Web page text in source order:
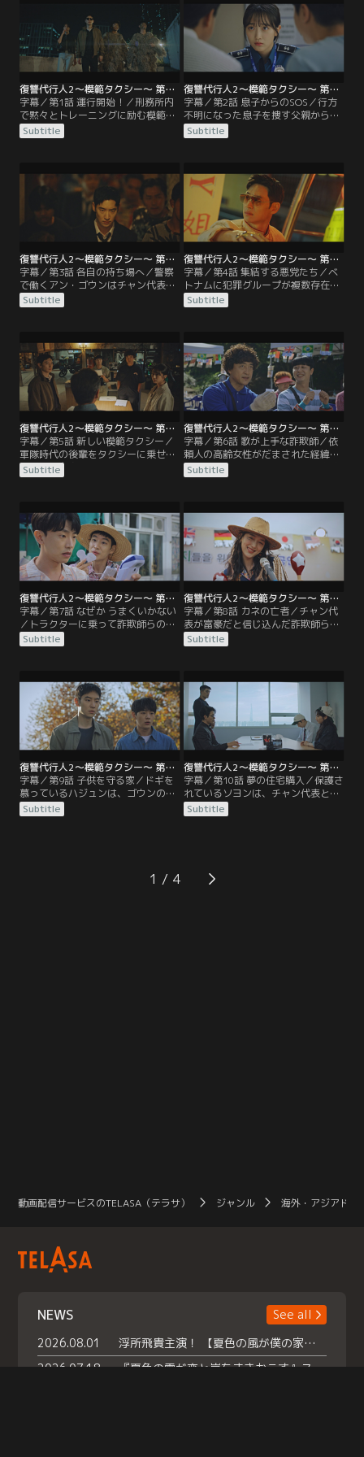
復讐代行人2～模範タクシー～ 第01話／字幕
字幕／第1話 運行開始！／刑務所内
で黙々とトレーニングに励む模範タ
クシーの運転手キム・ドギ。ある
日、わいせつ動画の配信で悪事の
向かう彼らを乗せた車にアクシデン
Subtitle
復讐代行人2～模範タクシー～ 第02話／字幕
字幕／第2話 息子からのSOS／行方
不明になった息子を捜す父親から一
部始終を聞いたドギは、模範タクシ
ーのチャン・ソンチョル代表と2人
ドギを手伝うが…。果たしてドギの
作戦とは？
Subtitle
復讐代行人2～模範タクシー～ 第03話／字幕
字幕／第3話 各自の持ち場へ／警察
で働くアン・ゴウンはチャン代表に
電話をかけ、チャン代表が隠し事を
していると見破る。模範タクシーの
め警察署にいた。ドギは潜入を続け
るが…。
Subtitle
復讐代行人2～模範タクシー～ 第04話／字幕
字幕／第4話 集結する悪党たち／ベ
トナムに犯罪グループが複数存在す
ると知ったドギは、1か所に集めて
一網打尽にするアイデアを思いつ
党が集まってくる中、驚くべき人物
の姿があった。
Subtitle
復讐代行人2～模範タクシー～ 第05話／字幕
字幕／第5話 新しい模範タクシー／
軍隊時代の後輩をタクシーに乗せた
ドギは、自身の持つトラウマを思い
出す。会社には模範タクシーの面々
た。そんな中、高齢の女性から新た
な依頼が。
Subtitle
復讐代行人2～模範タクシー～ 第06話／字幕
字幕／第6話 歌が上手な詐欺師／依
頼人の高齢女性がだまされた経緯を
知った模範タクシーの面々は、詐欺
師らを懲らしめるために動きだす。
選会に潜入したチェ主任とパク主任
は…。
Subtitle
復讐代行人2～模範タクシー～ 第07話／字幕
字幕／第7話 なぜか うまくいかない
／トラクターに乗って詐欺師らの前
に現れたドギは、正体を隠して彼ら
の行く手を邪魔する。その後、詐欺
妨害する。ついにはチャン代表も作
戦に加わり…。
Subtitle
復讐代行人2～模範タクシー～ 第08話／字幕
字幕／第8話 カネの亡者／チャン代
表が富豪だと信じ込んだ詐欺師ら
は、何とかしてカネの在りかを聞き
だそうとする。そんな中、ドギはゴ
範タクシーの面々は追い込んでい
く。
Subtitle
復讐代行人2～模範タクシー～ 第09話／字幕
字幕／第9話 子供を守る家／ドギを
慕っているハジュンは、ゴウンの家
の内覧にドギが一緒に行くことにな
り、テンションが上がる。しかしそ
Subtitle
復讐代行人2～模範タクシー～ 第10話／字幕
字幕／第10話 夢の住宅購入／保護さ
れているソヨンは、チャン代表と一
緒にオモチャを買いに行くことにす
る。ドギとゴウンは新婚夫婦のふり
Subtitle
1
動画配信サービスのTELASA（テラサ） ジャンル 海外・アジアドラ
NEWS
See all
2026.08.01
浮所飛貴主演！ 【夏色の風が僕の家にやってきた】 本日よりテラサで独占配信スタート！
2026.07.18
『夏色の雲が恋と嵐をまきおこす』スペシャルメイキング 【Part1】2026年７月18日（土）23時30分～配信スタート！話題のシーンの裏側を大公開！豪華キャスト大集合！ 『武宮家 真夏の家族会議』開催！